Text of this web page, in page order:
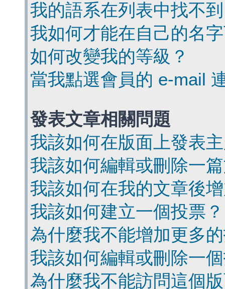
我的語系在列表中找不
我如何才能在自己的名
如何改變我的等級？
當我點選會員的 e-mail
發表文章相關問題
我該如何在版面上發表
我該如何編輯或刪除一
我該如何在我的文章後
我該如何建立一個投票？
為什麼我不能增加更多
我該如何編輯或刪除一
為什麼我不能訪問這個